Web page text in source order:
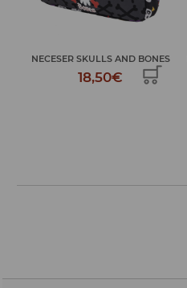
NECESER SKULLS AND BONES
18,50€